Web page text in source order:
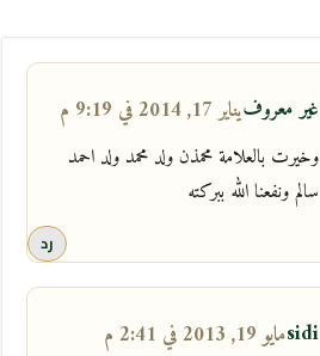
غير معروفيناير 17, 2014 في 9:19 م
وخيرت بالعلامة محمذن ولد محمد ولد احمد
سالم ونفعنا الله ببركته
رد
sidiمايو 19, 2013 في 2:41 م